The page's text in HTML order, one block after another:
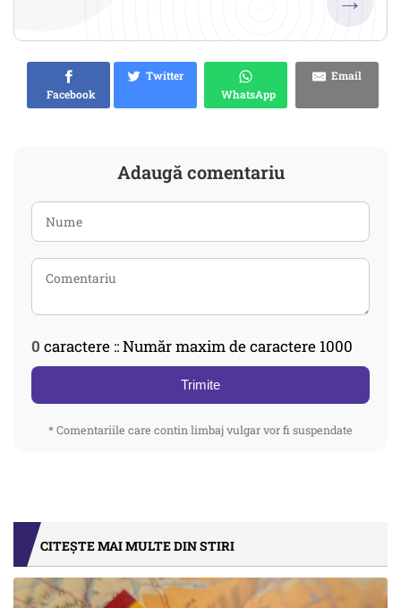
Facebook
Twitter
WhatsApp
Email
Adaugă comentariu
0 caractere :: Număr maxim de caractere 1000
Trimite
* Comentariile care contin limbaj vulgar vor fi suspendate
CITEȘTE MAI MULTE DIN STIRI